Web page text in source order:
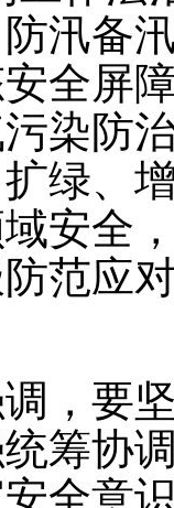
汛备
全屏
染防
绿、
安全
范应
要坚
筹协
全意